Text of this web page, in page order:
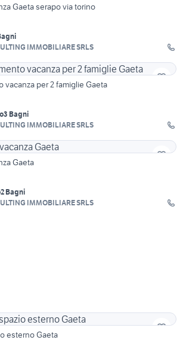
Gaeta serapo via torino
IMMOBILIARE SRLS
vacanza per 2 famiglie Gaeta
3 Bagni
IMMOBILIARE SRLS
Gaeta
2 Bagni
IMMOBILIARE SRLS
esterno Gaeta